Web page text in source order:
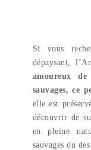
Si vous
dépaysant,
amoureux
sauvages, ce
elle est
découvrir de
en pleine
sauvages ou